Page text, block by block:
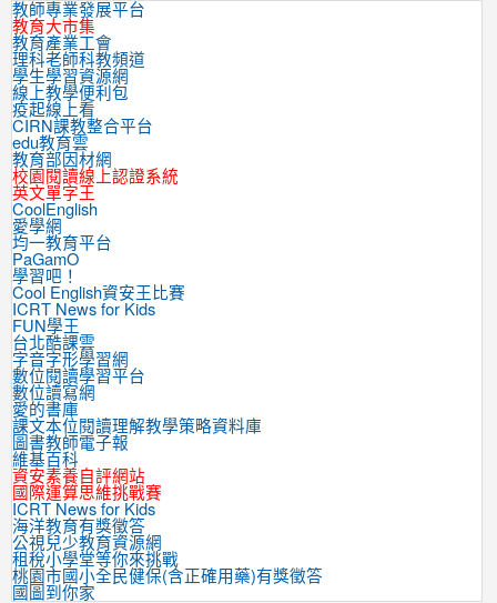
教師專業發展平台
教育大市集
教育產業工會
理科老師科教頻道
學生學習資源網
線上教學便利包
疫起線上看
CIRN課教整合平台
edu教育雲
教育部因材網
校園閱讀線上認證系統
英文單字王
CoolEnglish
愛學網
均一教育平台
PaGamO
學習吧！
Cool English資安王比賽
ICRT News for Kids
FUN學王
台北酷課雲
字音字形學習網
數位閱讀學習平台
數位讀寫網
愛的書庫
課文本位閱讀理解教學策略資料庫
圖書教師電子報
維基百科
資安素養自評網站
國際運算思維挑戰賽
ICRT News for Kids
海洋教育有獎徵答
公視兒少教育資源網
租稅小學堂等你來挑戰
桃園市國小全民健保(含正確用藥)有獎徵答
國圖到你家